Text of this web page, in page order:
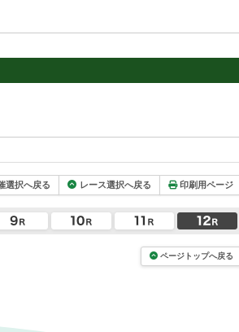
選択へ戻る レース選択へ戻る 印刷用ページ
ページトップへ戻る